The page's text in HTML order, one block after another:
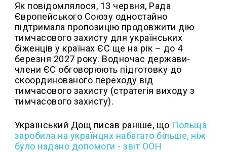
Як повідомлялося, 13 червня, Рада
Європейського Союзу одностайно
підтримала пропозицію продовжити дію
тимчасового захисту для українських
біженців у країнах ЄС ще на рік – до 4
березня 2027 року. Водночас держави-
члени ЄС обговорюють підготовку до
скоординованого переходу від
тимчасового захисту (стратегія виходу з
тимчасового захисту).
Український Дощ писав раніше, що Польща
заробила на українцях набагато більше, ніж
було надано допомоги - звіт ООН